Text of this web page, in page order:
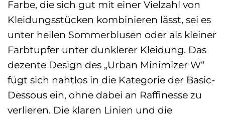
Farbe, die sich gut mit einer Vielzahl von
Kleidungsstücken kombinieren lässt, sei es
unter hellen Sommerblusen oder als kleiner
Farbtupfer unter dunklerer Kleidung. Das
dezente Design des „Urban Minimizer W“
fügt sich nahtlos in die Kategorie der Basic-
Dessous ein, ohne dabei an Raffinesse zu
verlieren. Die klaren Linien und die